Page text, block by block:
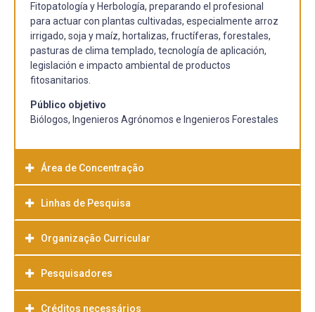
Fitopatología y Herbología, preparando el profesional
para actuar con plantas cultivadas, especialmente arroz
irrigado, soja y maíz, hortalizas, fructíferas, forestales,
pasturas de clima templado, tecnología de aplicación,
legislación e impacto ambiental de productos
fitosanitarios.
Público objetivo
Biólogos, Ingenieros Agrónomos e Ingenieros Forestales
Área de Concentração
Entomología, Fitopatología y Herbología
Linhas de Pesquisa
Fitapatología
Área que trata de los principales agentes patogénicos
(bacterias, hongos, virus y nematodos) relacionados a las
aplicadas con vistas al estudio y manejo integrado de los
Organização Curricular
Pesquisadores
Créditos necessários